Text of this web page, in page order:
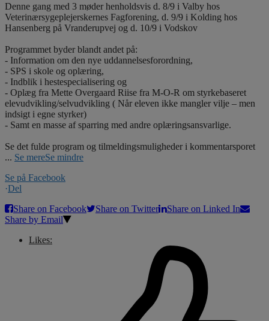
Denne gang med 3 møder henholdsvis d. 8/9 i Valby hos
Veterinærsygeplejerskernes Fagforening, d. 9/9 i Kolding hos
Hansenberg på Vranderupvej og d. 10/9 i Vodskov
Programmet byder blandt andet på:
- Information om den nye uddannelsesforordning,
- SPS i skole og oplæring,
- Indblik i hestespecialisering og
- Oplæg fra Mette Overgaard Riise fra M-O-R om styrkebaseret
elevudvikling/selvudvikling ( Når eleven ikke mangler vilje – men
indsigt i egne styrker)
- Samt en masse af sparring med andre oplæringsansvarlige.
Se det fulde program og tilmeldingsmuligheder i kommentarsporet
... Se mereSe mindre
Se på Facebook
·Del
Share on Facebook
Share on Twitter
Share on Linked In
Share by Email
Likes: